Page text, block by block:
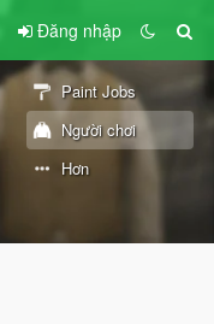
Đăng nhập
Paint Jobs
Người chơi
Hơn